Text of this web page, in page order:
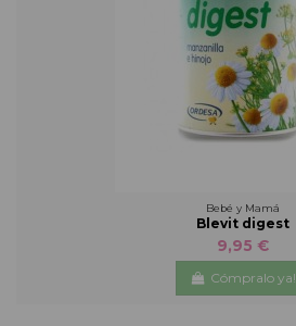
Bebé y Mamá
Blevit digest
9,95 €
Cómpralo ya!